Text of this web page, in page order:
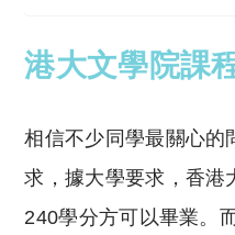
港大文學院課
相信不少同學最關心的
求，據大學要求，香港
240學分方可以畢業。